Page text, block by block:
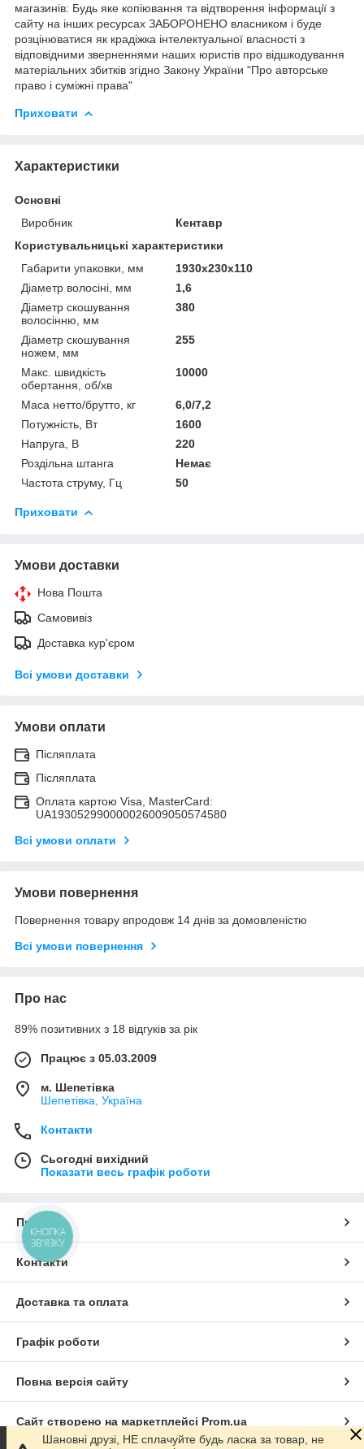
магазинів: Будь яке копіювання та відтворення інформації з
сайту на інших ресурсах ЗАБОРОНЕНО власником і буде
розцінюватися як крадіжка інтелектуальної власності з
відповідними зверненнями наших юристів про відшкодування
матеріальних збитків згідно Закону України "Про авторське
право і суміжні права"
Приховати
Характеристики
Основні
Виробник
Кентавр
Користувальницькі характеристики
Габарити упаковки, мм
1930х230х110
Діаметр волосіні, мм
1,6
Діаметр скошування
волосінню, мм
380
Діаметр скошування
ножем, мм
255
Макс. швидкість
обертання, об/хв
10000
Маса нетто/брутто, кг
6,0/7,2
Потужність, Вт
1600
Напруга, В
220
Роздільна штанга
Немає
Частота струму, Гц
50
Приховати
Умови доставки
Нова Пошта
Самовивіз
Доставка кур'єром
Всі умови доставки
Умови оплати
Післяплата
Післяплата
Оплата картою Visa, MasterCard:
UA193052990000026009050574580
Всі умови оплати
Умови повернення
Повернення товару впродовж 14 днів за домовленістю
Всі умови повернення
Про нас
89% позитивних з 18 відгуків за рік
Працює з 05.03.2009
м. Шепетівка
Шепетівка, Україна
Контакти
Сьогодні вихідний
Показати весь графік роботи
Про нас
Контакти
Доставка та оплата
Графік роботи
Повна версія сайту
Сайт створено на маркетплейсі Prom.ua
Шановні друзі, НЕ сплачуйте будь ласка за товар, не
КНОПКА
ЗВ'ЯЗКУ